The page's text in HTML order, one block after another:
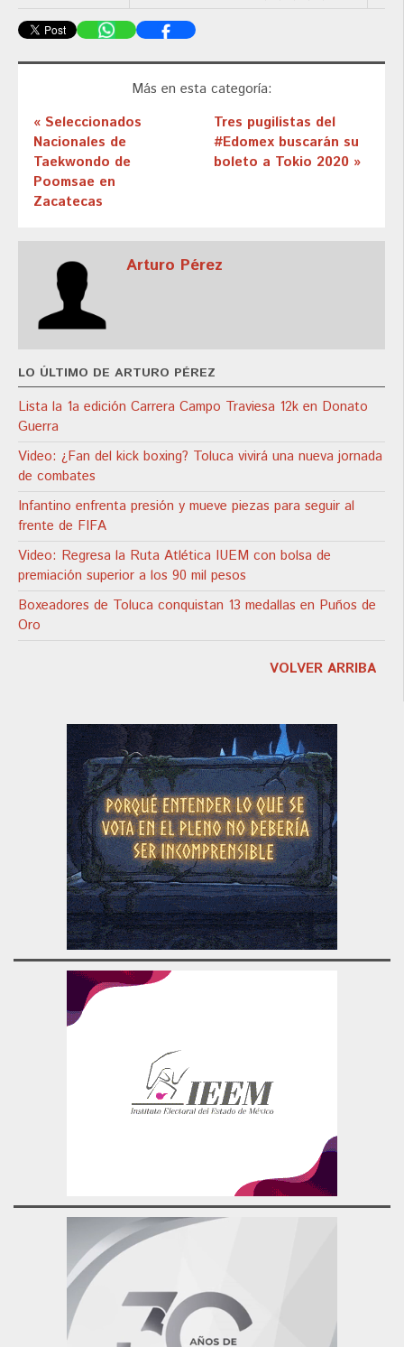
Más en esta categoría:
« Seleccionados
Nacionales de
Taekwondo de
Poomsae en
Zacatecas
Tres pugilistas del
#Edomex buscarán su
boleto a Tokio 2020 »
Arturo Pérez
LO ÚLTIMO DE ARTURO PÉREZ
Lista la 1a edición Carrera Campo Traviesa 12k en Donato
Guerra
Video: ¿Fan del kick boxing? Toluca vivirá una nueva jornada
de combates
Infantino enfrenta presión y mueve piezas para seguir al
frente de FIFA
Video: Regresa la Ruta Atlética IUEM con bolsa de
premiación superior a los 90 mil pesos
Boxeadores de Toluca conquistan 13 medallas en Puños de
Oro
VOLVER ARRIBA